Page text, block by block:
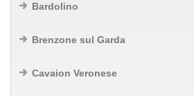
Bardolino
Brenzone sul Garda
Cavaion Veronese